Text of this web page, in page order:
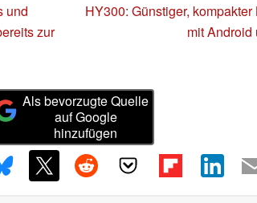
und
zur
HY300: Günstiger, kompakter
mit Android
Als bevorzugte Quelle
auf Google
hinzufügen